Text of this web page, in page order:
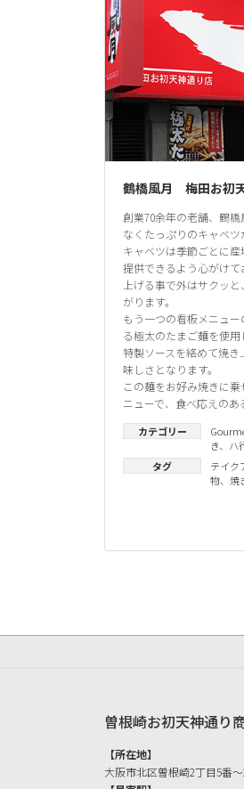
鶴橋風月 梅田お初
創業70余年の老舗、鶴
なくたっぷりのキャベツ
キャベツは季節ごとに
提供できるよう心がけ
上げる事で外はサクッ
がります。
もう一つの看板メニュ
る極太のたまご麺を使
特製ソースを絡めて焼
味しさとなります。
この麺をお好み焼きに
ニューで、食べ応えのあ
カテゴリー
き、 ハ
タグ
テイク
物、 焼
曽根崎お初天神通り
【所在地】
大阪市北区曽根崎2丁目5番